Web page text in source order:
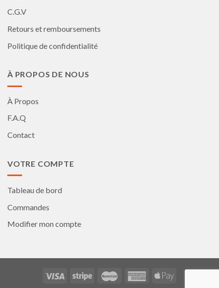
C.G.V
Retours et remboursements
Politique de confidentialité
À PROPOS DE NOUS
À Propos
F.A.Q
Contact
VOTRE COMPTE
Tableau de bord
Commandes
Modifier mon compte